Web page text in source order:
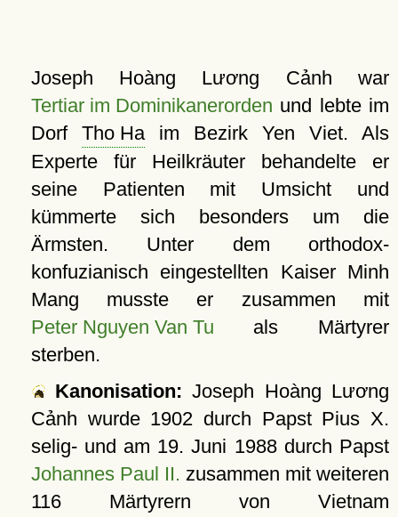
Joseph Hoàng Lương Cảnh war
Tertiar im Dominikanerorden und lebte im
Dorf Tho Haim Bezirk Yen Viet. Als
Experte für Heilkräuter behandelte er
seine Patienten mit Umsicht und
kümmerte sich besonders um die
Ärmsten. Unter dem orthodox-
konfuzianisch eingestellten Kaiser Minh
Mang musste er zusammen mit
Peter Nguyen Van Tu als Märtyrer
sterben.
Kanonisation: Joseph Hoàng Lương
Cảnh wurde 1902 durch Papst Pius X.
selig- und am 19. Juni 1988durch Papst
Johannes Paul II. zusammen mit weiteren
116 Märtyrern von Vietnam